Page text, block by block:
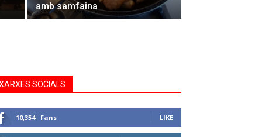
amb samfaina
SOCIALS
10,354 Fans LIKE